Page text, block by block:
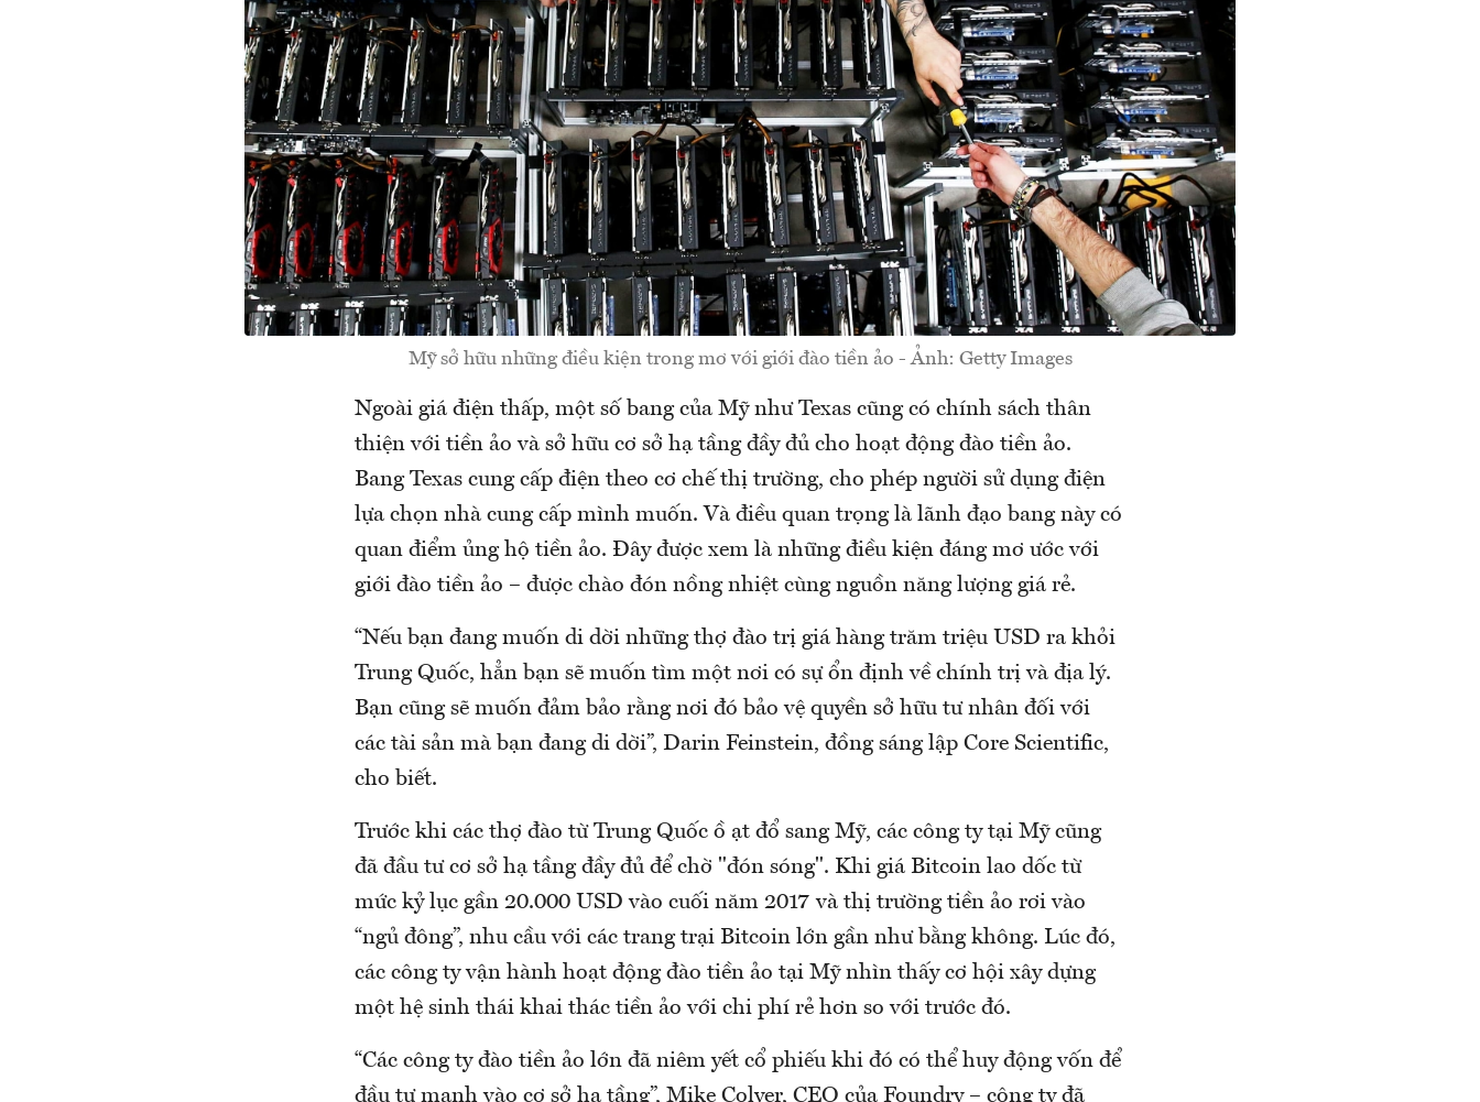
Mỹ sở hữu những điều kiện trong mơ với giới đào tiền ảo - Ảnh: Getty Images
Ngoài giá điện thấp, một số bang của Mỹ như Texas cũng có chính sách thân
thiện với tiền ảo và sở hữu cơ sở hạ tầng đầy đủ cho hoạt động đào tiền ảo.
Bang Texas cung cấp điện theo cơ chế thị trường, cho phép người sử dụng điện
lựa chọn nhà cung cấp mình muốn. Và điều quan trọng là lãnh đạo bang này có
quan điểm ủng hộ tiền ảo. Đây được xem là những điều kiện đáng mơ ước với
giới đào tiền ảo – được chào đón nồng nhiệt cùng nguồn năng lượng giá rẻ.
“Nếu bạn đang muốn di dời những thợ đào trị giá hàng trăm triệu USD ra khỏi
Trung Quốc, hẳn bạn sẽ muốn tìm một nơi có sự ổn định về chính trị và địa lý.
Bạn cũng sẽ muốn đảm bảo rằng nơi đó bảo vệ quyền sở hữu tư nhân đối với
các tài sản mà bạn đang di dời”, Darin Feinstein, đồng sáng lập Core Scientific,
cho biết.
Trước khi các thợ đào từ Trung Quốc ồ ạt đổ sang Mỹ, các công ty tại Mỹ cũng
đã đầu tư cơ sở hạ tầng đầy đủ để chờ "đón sóng". Khi giá Bitcoin lao dốc từ
mức kỷ lục gần 20.000 USD vào cuối năm 2017 và thị trường tiền ảo rơi vào
“ngủ đông”, nhu cầu với các trang trại Bitcoin lớn gần như bằng không. Lúc đó,
các công ty vận hành hoạt động đào tiền ảo tại Mỹ nhìn thấy cơ hội xây dựng
một hệ sinh thái khai thác tiền ảo với chi phí rẻ hơn so với trước đó.
“Các công ty đào tiền ảo lớn đã niêm yết cổ phiếu khi đó có thể huy động vốn để
đầu tư mạnh vào cơ sở hạ tầng”, Mike Colyer, CEO của Foundry – công ty đã